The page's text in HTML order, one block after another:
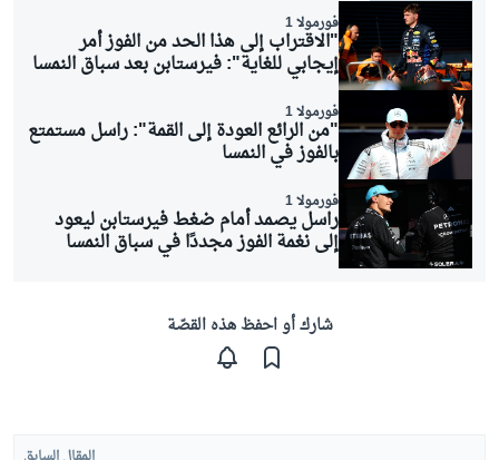
فورمولا 1
"الاقتراب إلى هذا الحد من الفوز أمر
إيجابي للغاية": فيرستابن بعد سباق النمسا
فورمولا 1
"من الرائع العودة إلى القمة": راسل مستمتع
بالفوز في النمسا
فورمولا 1
راسل يصمد أمام ضغط فيرستابن ليعود
إلى نغمة الفوز مجددًا في سباق النمسا
شارك أو احفظ هذه القصّة